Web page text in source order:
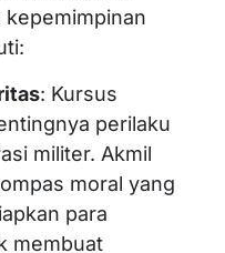
kepemimpinan
: Kursus
perilaku
militer. Akmil
moral yang
para
membuat